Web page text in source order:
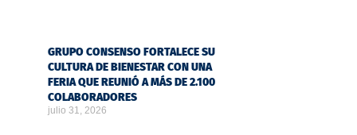
GRUPO CONSENSO FORTALECE SU
CULTURA DE BIENESTAR CON UNA
FERIA QUE REUNIÓ A MÁS DE 2.100
COLABORADORES
julio 31, 2026